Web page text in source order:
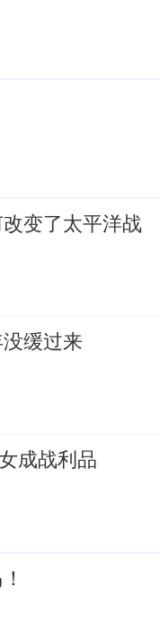
变了太平洋战
缓过来
成战利品